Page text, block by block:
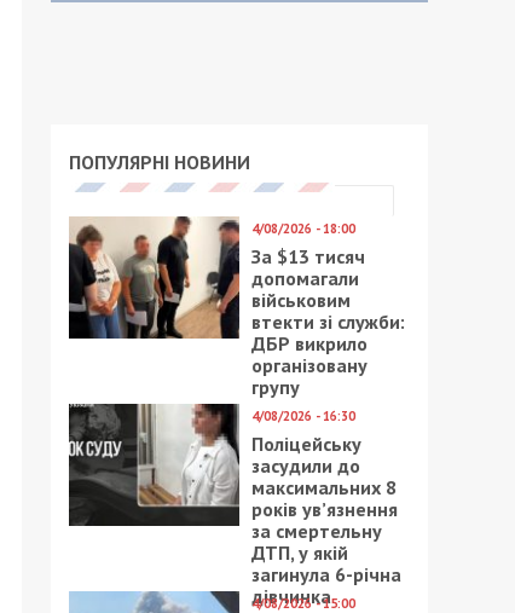
ПОПУЛЯРНІ НОВИНИ
4/08/2026 - 18:00
За $13 тисяч
допомагали
військовим
втекти зі служби:
ДБР викрило
організовану
групу
4/08/2026 - 16:30
Поліцейську
засудили до
максимальних 8
років ув’язнення
за смертельну
ДТП, у якій
загинула 6-річна
дівчинка
4/08/2026 - 15:00